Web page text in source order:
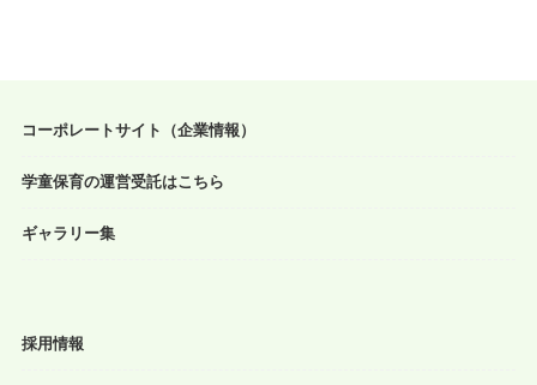
コーポレートサイト（企業情報）
学童保育の運営受託はこちら
ギャラリー集
採用情報